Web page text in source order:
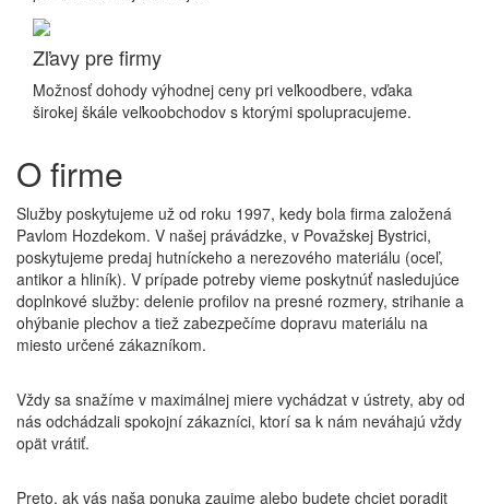
Zľavy pre firmy
Možnosť dohody výhodnej ceny pri veľkoodbere, vďaka
širokej škále veľkoobchodov s ktorými spolupracujeme.
O firme
Služby poskytujeme už od roku 1997, kedy bola firma založená
Pavlom Hozdekom. V našej právádzke, v Považskej Bystrici,
poskytujeme predaj hutníckeho a nerezového materiálu (oceľ,
antikor a hliník). V prípade potreby vieme poskytnúť nasledujúce
doplnkové služby: delenie profilov na presné rozmery, strihanie a
ohýbanie plechov a tiež zabezpečíme dopravu materiálu na
miesto určené zákazníkom.
Vždy sa snažíme v maximálnej miere vychádzat v ústrety, aby od
nás odchádzali spokojní zákazníci, ktorí sa k nám neváhajú vždy
opät vrátiť.
Preto, ak vás naša ponuka zaujme alebo budete chciet poradit